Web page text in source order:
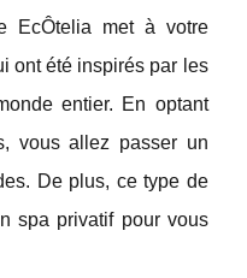
EcÔtelia met à votre
ont été inspirés par les
entier. En optant
vous allez passer un
De plus, ce type de
spa privatif pour vous